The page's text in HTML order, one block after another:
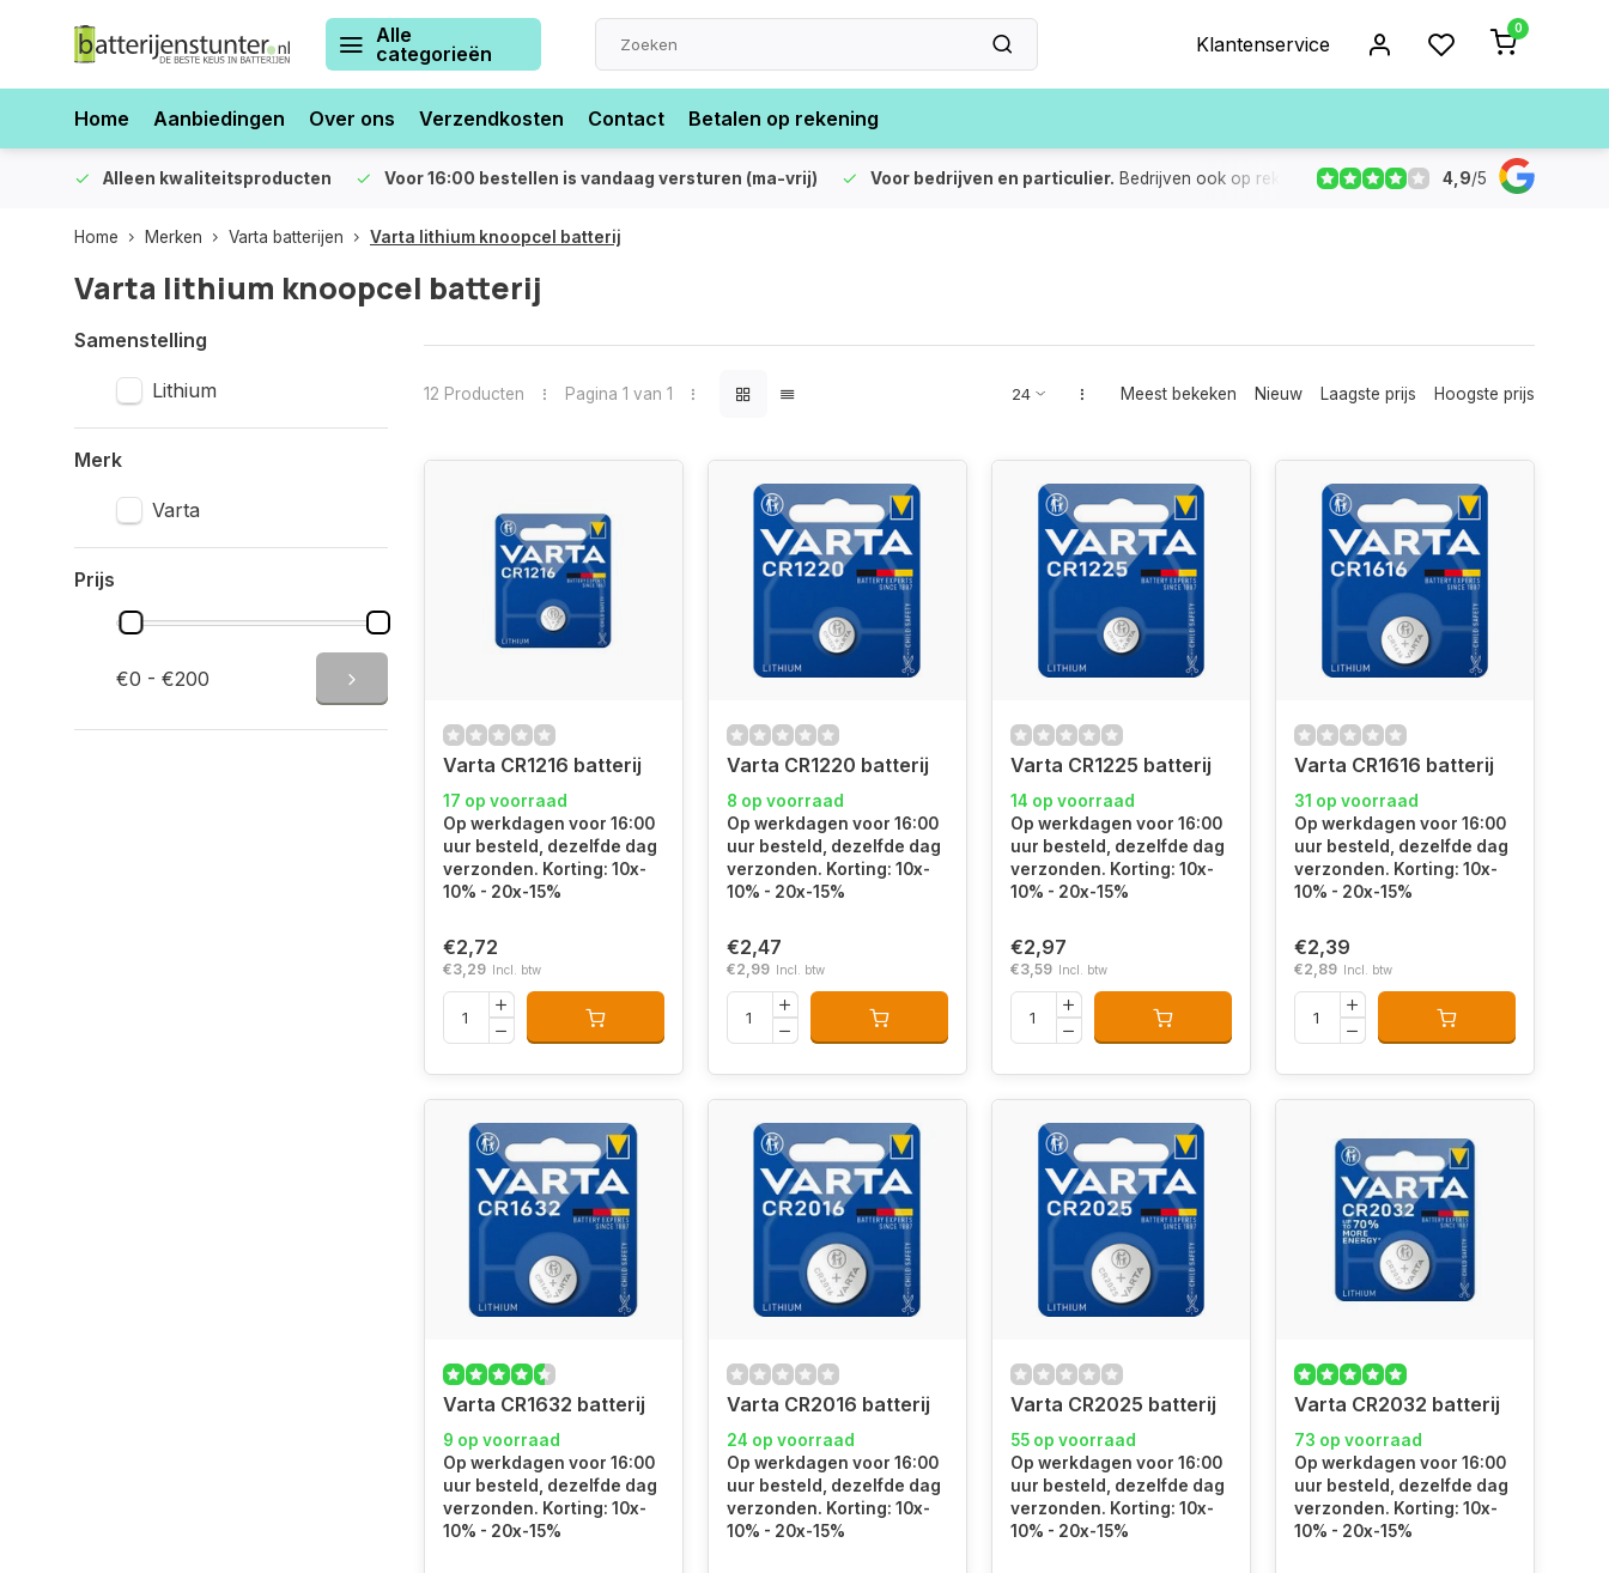
Alle
categorieën
Klantenservice
0
Home Aanbiedingen Over ons Verzendkosten Contact Betalen op rekening
Alleen kwaliteitsproducten Voor 16:00 bestellen is vandaag versturen (ma-vrij) Voor bedrijven en particulier. Bedrijven ook op rekening De voorraad die
4,9/5
Home Merken Varta batterijen Varta lithium knoopcel batterij
Varta lithium knoopcel batterij
Samenstelling
Lithium
Merk
Varta
Prijs
€0 - €200
12 Producten Pagina 1 van 1 Meest bekeken Nieuw Laagste prijs Hoogste prijs
Varta CR1216 batterij
17 op voorraad
Op werkdagen voor 16:00
uur besteld, dezelfde dag
verzonden. Korting: 10x-
10% - 20x-15%
€2,72
€3,29 Incl. btw
Varta CR1220 batterij
8 op voorraad
Op werkdagen voor 16:00
uur besteld, dezelfde dag
verzonden. Korting: 10x-
10% - 20x-15%
€2,47
€2,99 Incl. btw
Varta CR1225 batterij
14 op voorraad
Op werkdagen voor 16:00
uur besteld, dezelfde dag
verzonden. Korting: 10x-
10% - 20x-15%
€2,97
€3,59 Incl. btw
Varta CR1616 batterij
31 op voorraad
Op werkdagen voor 16:00
uur besteld, dezelfde dag
verzonden. Korting: 10x-
10% - 20x-15%
€2,39
€2,89 Incl. btw
Varta CR1632 batterij
9 op voorraad
Op werkdagen voor 16:00
uur besteld, dezelfde dag
verzonden. Korting: 10x-
10% - 20x-15%
Varta CR2016 batterij
24 op voorraad
Op werkdagen voor 16:00
uur besteld, dezelfde dag
verzonden. Korting: 10x-
10% - 20x-15%
Varta CR2025 batterij
55 op voorraad
Op werkdagen voor 16:00
uur besteld, dezelfde dag
verzonden. Korting: 10x-
10% - 20x-15%
Varta CR2032 batterij
73 op voorraad
Op werkdagen voor 16:00
uur besteld, dezelfde dag
verzonden. Korting: 10x-
10% - 20x-15%